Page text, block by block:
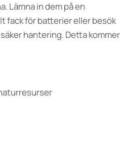
Lämna in dem på en
fack för batterier eller besök
hantering. Detta kommer